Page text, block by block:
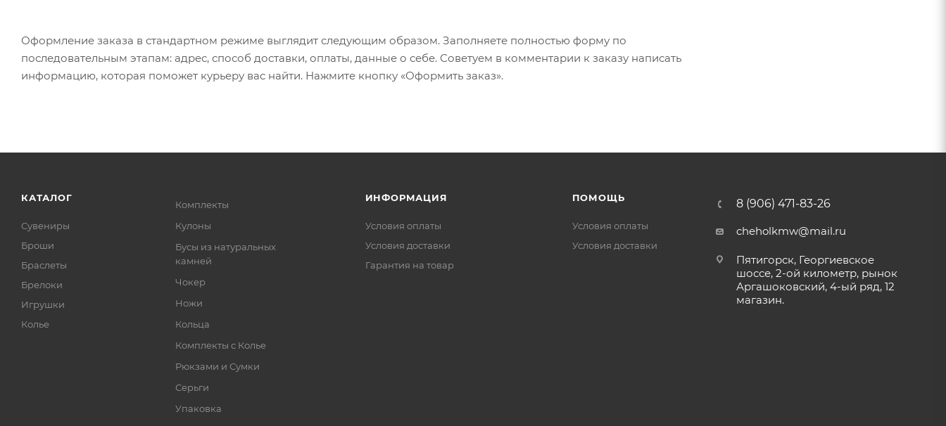
Оформление заказа в стандартном режиме выглядит следующим образом. Заполняете полностью форму по
последовательным этапам: адрес, способ доставки, оплаты, данные о себе. Советуем в комментарии к заказу написать
информацию, которая поможет курьеру вас найти. Нажмите кнопку «Оформить заказ».
КАТАЛОГ
Сувениры
Броши
Браслеты
Брелоки
Игрушки
Колье
Комплекты
Кулоны
Бусы из натуральных
камней
Чокер
Ножи
Кольца
Комплекты с Колье
Рюкзами и Сумки
Серьги
Упаковка
ИНФОРМАЦИЯ
Условия оплаты
Условия доставки
Гарантия на товар
ПОМОЩЬ
Условия оплаты
Условия доставки
8 (906) 471-83-26
cheholkmw@mail.ru
Пятигорск, Георгиевское
шоссе, 2-ой километр, рынок
Аргашоковский, 4-ый ряд, 12
магазин.